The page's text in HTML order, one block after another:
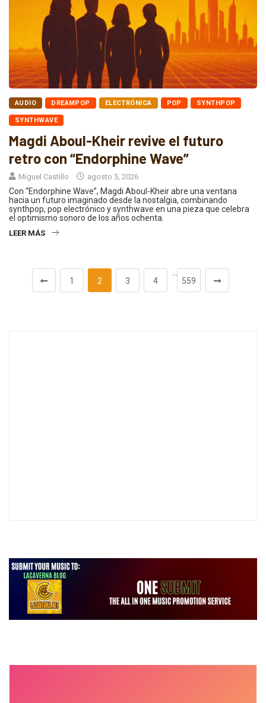
AUDIO DREAMPOP ELECTRÓNICA POP SYNTHPOP
SYNTHWAVE
Magdi Aboul-Kheir revive el futuro
retro con “Endorphine Wave”
Miguel Castillo agosto 5, 2026
Con “Endorphine Wave”, Magdi Aboul-Kheir abre una ventana
hacia un futuro imaginado desde la nostalgia, combinando
synthpop, pop electrónico y synthwave en una pieza que celebra
el optimismo sonoro de los años ochenta.
LEER MÁS
1 2 3 4
559